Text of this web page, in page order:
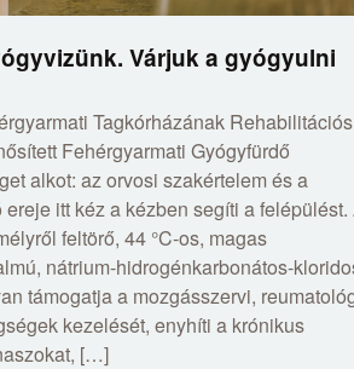
Várjuk a gyógyulni
Tagkórházának Rehabilitációs
Fehérgyarmati Gyógyfürdő
alkot: az orvosi szakértelem és a
itt kéz a kézben segíti a felépülést.
feltörő, 44 °C-os, magas
nátrium-hidrogénkarbonátos-
támogatja a mozgásszervi,
kezelését, enyhíti a krónikus
[…]